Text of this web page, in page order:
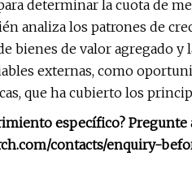
determinar la cuota de
analiza los patrones de
bienes de valor agregado
externas, como
que ha cubierto los
específico?
contacts/enquiry-